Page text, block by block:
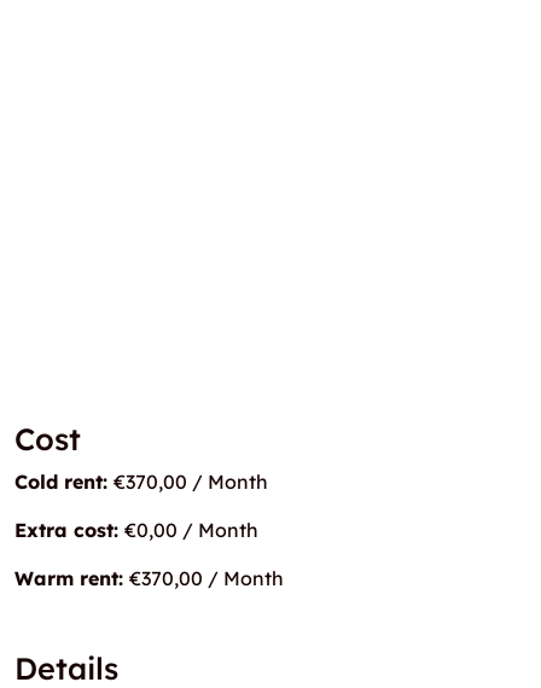
Cost
Cold rent: €370,00 / Month
Extra cost: €0,00 / Month
Warm rent: €370,00 / Month
Details